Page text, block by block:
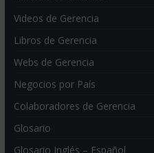
Videos de Gerencia
Libros de Gerencia
Webs de Gerencia
Negocios por País
Colaboradores de Gerencia
Glosario
Glosario Inglés – Español